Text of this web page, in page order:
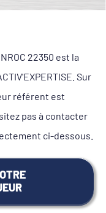
22350 est la
Sur
référent est
pas à contacter
ci-dessous.